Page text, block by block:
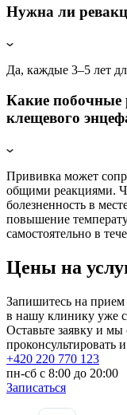
Нужна ли
Да, каждые 3–5 лет
Какие побочные
клещевого
Прививка может
общими реакциями.
болезненность в
повышение
самостоятельно в
Цены на
Запишитесь на прием
в нашу клинику уже
Оставьте заявку и
проконсультировать
+420 220 770 123
пн-сб с 8:00 до 20:00
Записаться